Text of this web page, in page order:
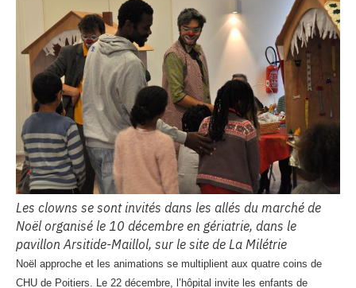
Les clowns se sont invités dans les allés du marché de
Noël organisé le 10 décembre en gériatrie, dans le
pavillon Arsitide-Maillol, sur le site de La Milétrie
Noël approche et les animations se multiplient aux quatre coins de
CHU de Poitiers. Le 22 décembre, l’hôpital invite les enfants de